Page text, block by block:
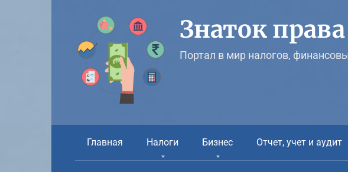
Знаток права
Портал в мир налогов,
Главная Налоги Бизнес Отчет, учет и аудит